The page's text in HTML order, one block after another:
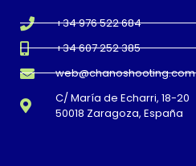
+34 976 522 684
+34 607 252 385
web@chanoshooting.com
C/ María de Echarri, 18-20
50018 Zaragoza, España